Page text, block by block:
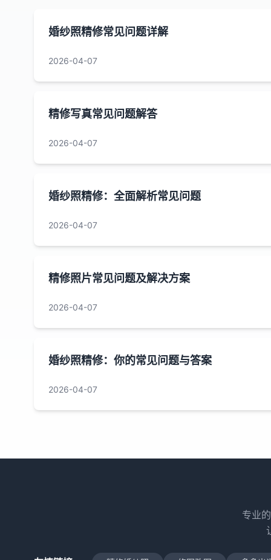
婚纱照精修常见问题详解
2026-04-07
精修写真常见问题解答
2026-04-07
婚纱照精修：全面解析常见问题
2026-04-07
精修照片常见问题及解决方案
2026-04-07
婚纱照精修：你的常见问题与答案
2026-04-07
专业